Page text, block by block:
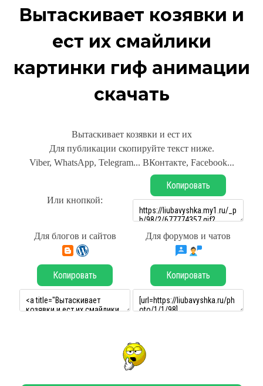
Вытаскивает козявки и
ест их смайлики
картинки гиф анимации
скачать
Вытаскивает козявки и ест их
Для публикации скопируйте текст ниже.
Viber, WhatsApp, Telegram... ВКонтакте, Facebook...
Или кнопкой:
Копировать
Для блогов и сайтов Для форумов и чатов
Копировать Копировать